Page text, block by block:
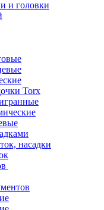
и головки
Torx
насадки